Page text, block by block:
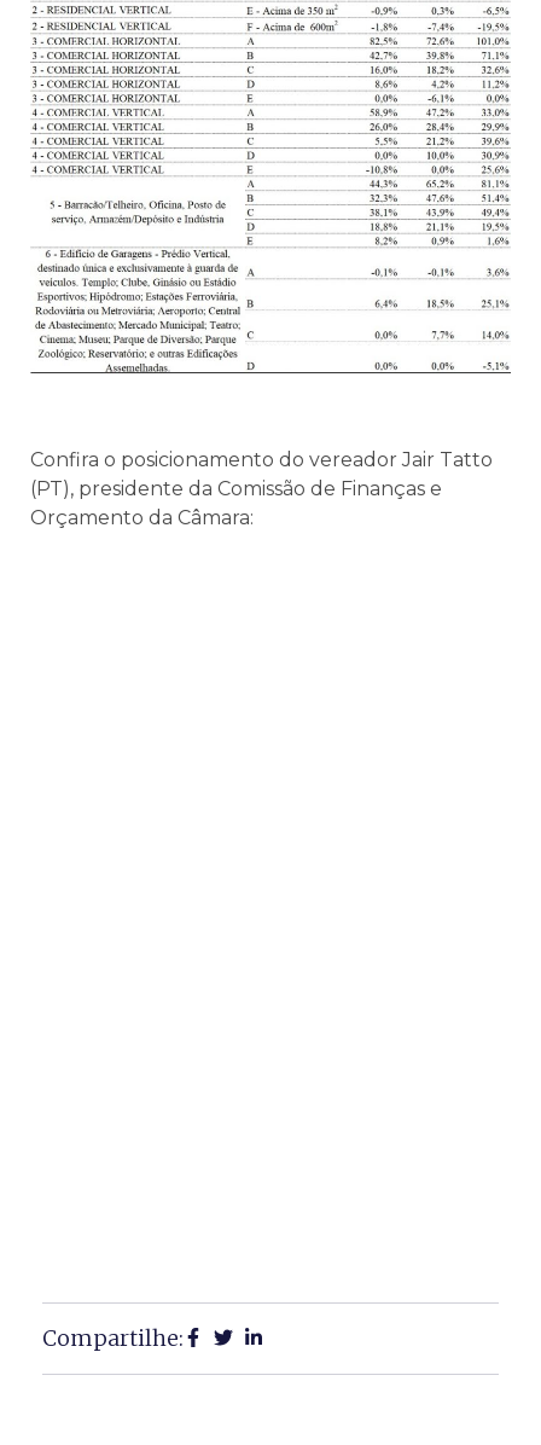
Confira o posicionamento do vereador Jair Tatto
(PT), presidente da Comissão de Finanças e
Orçamento da Câmara:
Compartilhe: